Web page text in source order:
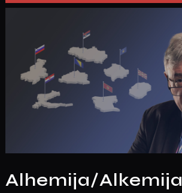
Alhemija/Alkemija